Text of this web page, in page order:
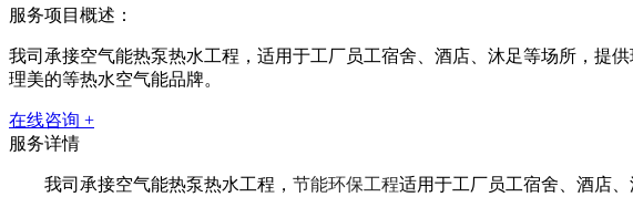
服务项目概述：
我司承接空气能热泵热水工程，适用于工厂员工宿舍、酒店、沐足等场所，提
理美的等热水空气能品牌。
在线咨询 +
服务详情
我司承接空气能热泵热水工程， 节能环保工程适用于工厂员工宿舍、酒店